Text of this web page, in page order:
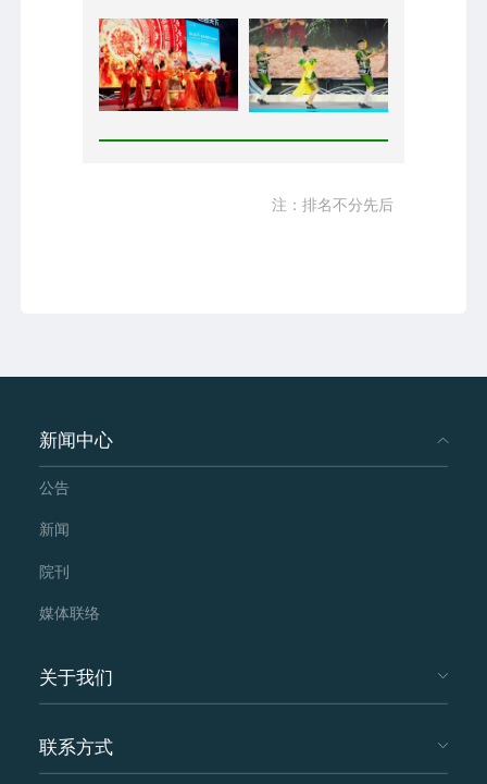
注：排名不分先后
新闻中心
公告
新闻
院刊
媒体联络
关于我们
联系方式